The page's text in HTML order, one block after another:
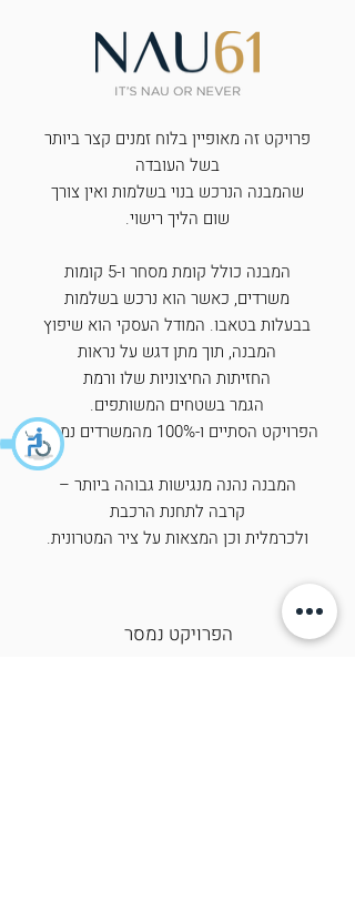
פרויקט זה מאופיין בלוחזמנים קצרביותר
בשל העובדה
שהמבנה הנרכש בנויבשלמות ואין צורך
שום הליך רישוי.
המבנה כולל קומת מסחר ו-5 קומות
משרדים, כאשר הוא נרכש בשלמות
בבעלותבטאבו. המודל העסקי הוא שיפוץ
המבנה, תוך מתן דגש על נראות
החזיתות החיצוניות שלו ורמת
הגמרבשטחים המשותפים.
הפרויקט הסתיים ו-100% מהמשרדים נמכרו!
המבנה נהנה מנגישות גבוההביותר –
קרבה לתחנת הרכבת
ולכרמלית וכן המצאות על ציר המטרונית.
הפרויקט נמסר